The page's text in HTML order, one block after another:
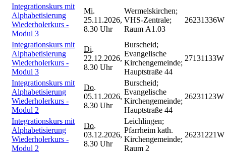
Integrationskurs mit
Alphabetisierung
Wiederholerkurs -
Modul 3
Mi.
25.11.2026,
8.30 Uhr
Wermelskirchen;
VHS-Zentrale;
Raum A1.03
26231336W
Integrationskurs mit
Alphabetisierung
Wiederholerkurs -
Modul 3
Di.
22.12.2026,
8.30 Uhr
Burscheid;
Evangelische
Kirchengemeinde;
Hauptstraße 44
27131133W
Integrationskurs mit
Alphabetisierung
Wiederholerkurs -
Modul 2
Do.
05.11.2026,
8.30 Uhr
Burscheid;
Evangelische
Kirchengemeinde;
Hauptstraße 44
26231123W
Integrationskurs mit
Alphabetisierung
Wiederholerkurs -
Modul 2
Do.
03.12.2026,
8.30 Uhr
Leichlingen;
Pfarrheim kath.
Kirchengemeinde;
Raum 2
26231221W